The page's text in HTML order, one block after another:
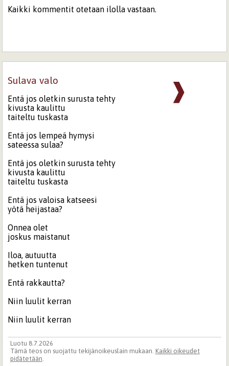
Kaikki kommentit otetaan ilolla vastaan.
❱
Sulava valo
Entä jos oletkin surusta tehty
kivusta kaulittu
taiteltu tuskasta
Entä jos lempeä hymysi
sateessa sulaa?
Entä jos oletkin surusta tehty
kivusta kaulittu
taiteltu tuskasta
Entä jos valoisa katseesi
yötä heijastaa?
Onnea olet
joskus maistanut
Iloa, autuutta
hetken tuntenut
Entä rakkautta?
Niin luulit kerran
Niin luulit kerran
Luotu 8.7.2026
Tämä teos on suojattu tekijänoikeuslain mukaan. Kaikki oikeudet
pidätetään.